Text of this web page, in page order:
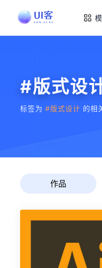
#版式设
标签为 #版式设计 的相
作品